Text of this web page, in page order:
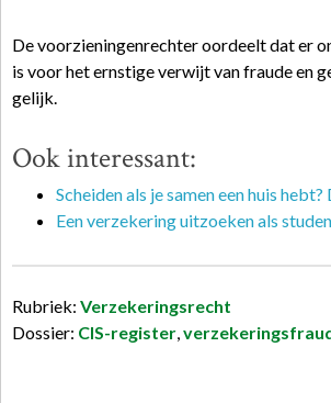
De voorzieningenrechter oordeelt dat er
is voor het ernstige verwijt van fraude en
gelijk.
Ook interessant:
Scheiden als je samen een huis
Een verzekering uitzoeken als
Rubriek: Verzekeringsrecht
Dossier: CIS-register,